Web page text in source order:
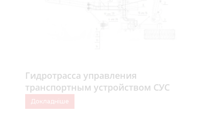
Гидротрасса управления
транспортным устройством СУС
00.5170
Докладніше